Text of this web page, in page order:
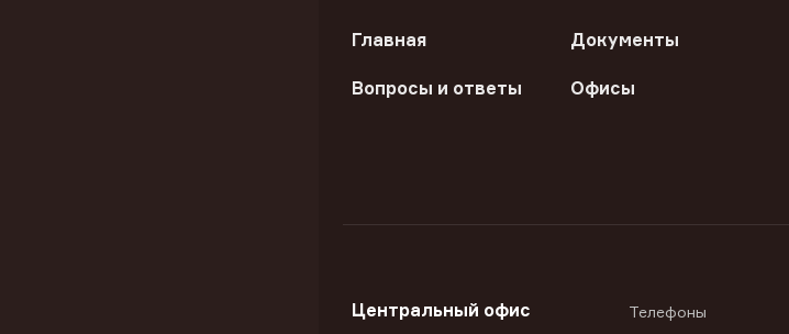
Главная Документы
Вопросы и ответы Офисы
Центральный офис Телефоны